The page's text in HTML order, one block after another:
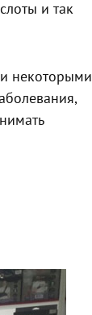
и так
некоторыми